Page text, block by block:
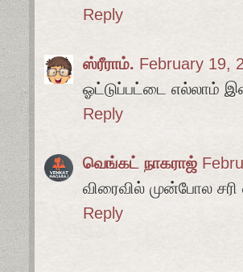
Reply
ஸ்ரீராம். February 19,
ஓட்டுப்பட்டை எல்லாம்
Reply
வெங்கட் நாகராஜ்
விரைவில் முன்போல
Reply